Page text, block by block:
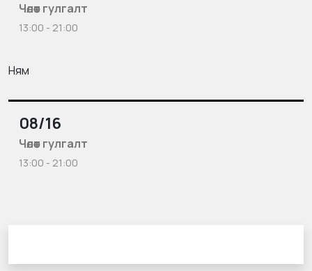
Чөлөөт гулгалт
13:00 - 21:00
Ням
08/16
Чөлөөт гулгалт
13:00 - 21:00